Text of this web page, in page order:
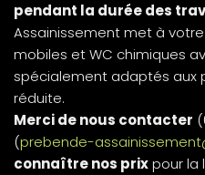
pendant la durée des
Assainissement met à
mobiles et WC chimiques
spécialement adaptés aux
réduite.
Merci de nous contacter
(prebende-
connaître nos prixpour la